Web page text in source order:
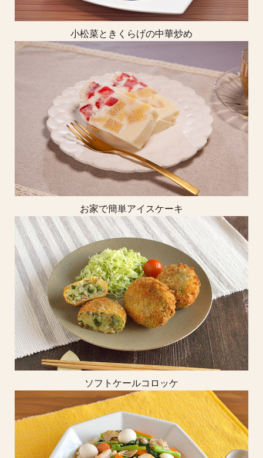
小松菜ときくらげの中華炒め
お家で簡単アイスケーキ
ソフトケールコロッケ